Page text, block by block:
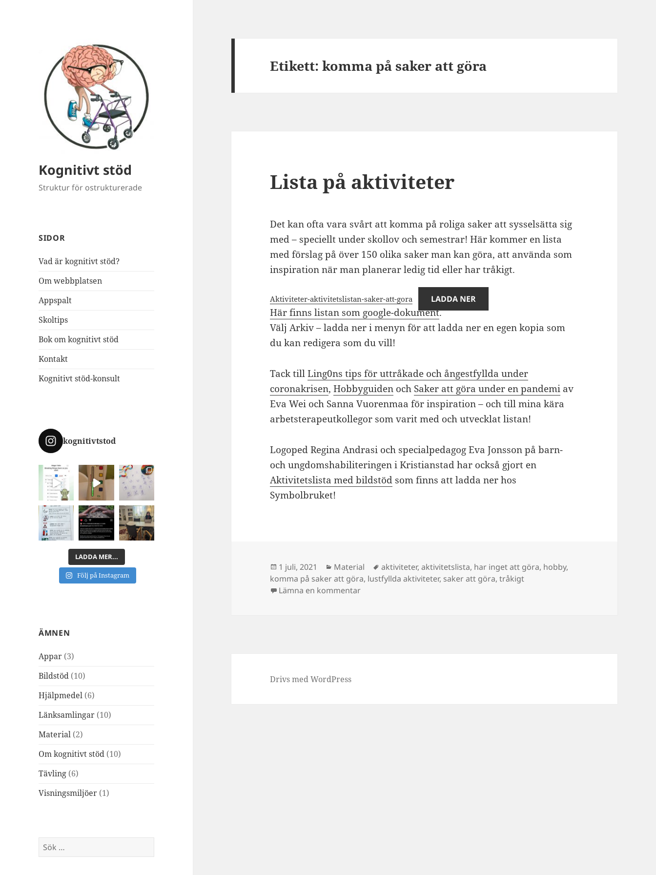
Kognitivt stöd
Struktur för ostrukturerade
SIDOR
Vad är kognitivt stöd?
Om webbplatsen
Appspalt
Skoltips
Bok om kognitivt stöd
Kontakt
Kognitivt stöd-konsult
kognitivtstod
LADDA MER...
Följ på Instagram
ÄMNEN
Appar (3)
Bildstöd (10)
Hjälpmedel (6)
Länksamlingar (10)
Material (2)
Om kognitivt stöd (10)
Tävling (6)
Visningsmiljöer (1)
Sök
efter:
Etikett:komma på saker att göra
Lista på aktiviteter
Det kan ofta vara svårt att komma på roliga saker att sysselsätta sig
med – speciellt under skollov och semestrar! Här kommer en lista
med förslag på över 150 olika saker man kan göra, att använda som
inspiration när man planerar ledig tid eller har tråkigt.
Aktiviteter-aktivitetslistan-saker-att-gora LADDA NER
Här finns listan som google-dokument.
Välj Arkiv – ladda ner i menyn för att ladda ner en egen kopia som
du kan redigera som du vill!
Tack tillLing0ns tips för uttråkade och ångestfyllda under
coronakrisen,Hobbyguiden och Saker att göra under en pandemi av
Eva Wei och Sanna Vuorenmaa för inspiration – och till mina kära
arbetsterapeutkollegor som varit med och utvecklat listan!
Logoped Regina Andrasi och specialpedagog Eva Jonsson på barn-
och ungdomshabiliteringen i Kristianstad har också gjort en
Aktivitetslista med bildstöd som finns att ladda ner hos
Symbolbruket!
Postat
1 juli, 2021 Kategorier
Material Taggar
aktiviteter,aktivitetslista, har inget att göra, hobby,
komma på saker att göra, lustfyllda aktiviteter, saker att göra,tråkigt
Lämna en kommentartill Lista på aktiviteter
Drivs med WordPress